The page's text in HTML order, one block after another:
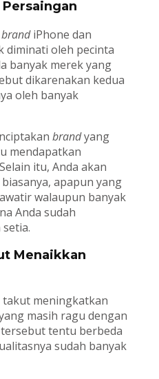
brandiPhone dan
diminati oleh pecinta
banyak merek yang
dikarenakan kedua
oleh banyak
brandyang
mendapatkan
itu, Anda akan
apapun yang
walaupun banyak
Anda sudah
Menaikkan
takut meningkatkan
masih ragu dengan
tentu berbeda
sudah banyak